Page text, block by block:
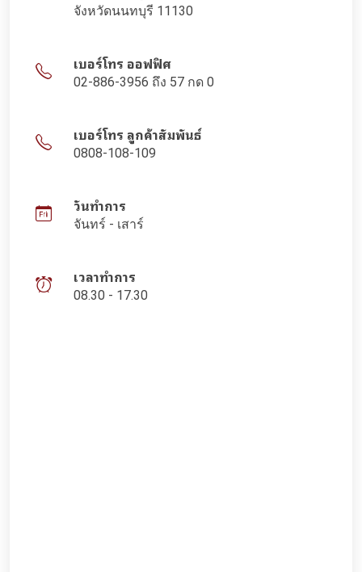
จังหวัดนนทบุรี 11130
เบอร์โทร ออฟฟิศ
02-886-3956 ถึง 57 กด 0
เบอร์โทร ลูกค้าสัมพันธ์
0808-108-109
วันทำการ
จันทร์ - เสาร์
เวลาทำการ
08.30 - 17.30